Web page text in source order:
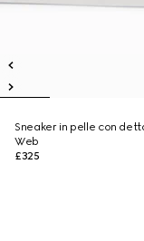
Sneaker in pelle con
Web
£325